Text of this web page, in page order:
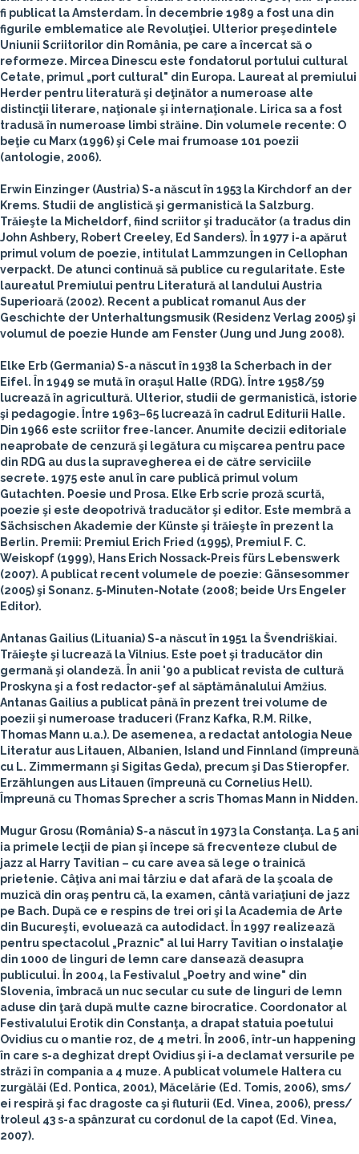
fi publicat la Amsterdam. În decembrie 1989 a fost una din
figurile emblematice ale Revoluţiei. Ulterior preşedintele
Uniunii Scriitorilor din România, pe care a încercat să o
reformeze. Mircea Dinescu este fondatorul portului cultural
Cetate, primul „port cultural" din Europa. Laureat al premiului
Herder pentru literatură şi deţinător a numeroase alte
distincţii literare, naţionale şi internaţionale. Lirica sa a fost
tradusă în numeroase limbi străine. Din volumele recente: O
beţie cu Marx (1996) şi Cele mai frumoase 101 poezii
(antologie, 2006).
Erwin Einzinger (Austria)S-a născut în 1953 la Kirchdorf an der
Krems. Studii de anglistică şi germanistică la Salzburg.
Trăieşte la Micheldorf, fiind scriitor şi traducător (a tradus din
John Ashbery, Robert Creeley, Ed Sanders). În 1977 i-a apărut
primul volum de poezie, intitulat Lammzungen in Cellophan
verpackt. De atunci continuă să publice cu regularitate. Este
laureatul Premiului pentru Literatură al landului Austria
Superioară (2002). Recent a publicat romanul Aus der
Geschichte der Unterhaltungsmusik (Residenz Verlag 2005) şi
volumul de poezie Hunde am Fenster (Jung und Jung 2008).
Elke Erb (Germania)S-a născut în 1938 la Scherbach in der
Eifel. În 1949 se mută în oraşul Halle (RDG). Între 1958/59
lucrează în agricultură. Ulterior, studii de germanistică, istorie
şi pedagogie. Între 1963–65 lucrează în cadrul Editurii Halle.
Din 1966 este scriitor free-lancer. Anumite decizii editoriale
neaprobate de cenzură şi legătura cu mişcarea pentru pace
din RDG au dus la supravegherea ei de către serviciile
secrete. 1975 este anul în care publică primul volum
Gutachten. Poesie und Prosa. Elke Erb scrie proză scurtă,
poezie şi este deopotrivă traducător şi editor. Este membră a
Sächsischen Akademie der Künste şi trăieşte în prezent la
Berlin. Premii: Premiul Erich Fried (1995), Premiul F. C.
Weiskopf (1999), Hans Erich Nossack-Preis fürs Lebenswerk
(2007). A publicat recent volumele de poezie: Gänsesommer
(2005) şi Sonanz. 5-Minuten-Notate (2008; beide Urs Engeler
Editor).
Antanas Gailius (Lituania)S-a născut în 1951 la Švendriškiai.
Trăieşte şi lucrează la Vilnius. Este poet şi traducător din
germană şi olandeză. În anii '90 a publicat revista de cultură
Proskyna şi a fost redactor-şef al săptămânalului Amžius.
Antanas Gailius a publicat până în prezent trei volume de
poezii şi numeroase traduceri (Franz Kafka, R.M. Rilke,
Thomas Mann u.a.). De asemenea, a redactat antologia Neue
Literatur aus Litauen, Albanien, Island und Finnland (împreună
cu L. Zimmermann şi Sigitas Geda), precum şi Das Stieropfer.
Erzählungen aus Litauen (împreună cu Cornelius Hell).
Împreună cu Thomas Sprecher a scris Thomas Mann in Nidden.
Mugur Grosu (România)S-a născut în 1973 la Constanţa. La 5 ani
ia primele lecţii de pian şi începe să frecventeze clubul de
jazz al Harry Tavitian – cu care avea să lege o trainică
prietenie. Câţiva ani mai târziu e dat afară de la şcoala de
muzică din oraş pentru că, la examen, cântă variaţiuni de jazz
pe Bach. După ce e respins de trei ori şi la Academia de Arte
din Bucureşti, evoluează ca autodidact. În 1997 realizează
pentru spectacolul „Praznic" al lui Harry Tavitian o instalaţie
din 1000 de linguri de lemn care dansează deasupra
publicului. În 2004, la Festivalul „Poetry and wine" din
Slovenia, îmbracă un nuc secular cu sute de linguri de lemn
aduse din ţară după multe cazne birocratice. Coordonator al
Festivalului Erotik din Constanţa, a drapat statuia poetului
Ovidius cu o mantie roz, de 4 metri. În 2006, într-un happening
în care s-a deghizat drept Ovidius şi i-a declamat versurile pe
străzi în compania a 4 muze. A publicat volumele Haltera cu
zurgălăi (Ed. Pontica, 2001), Măcelărie (Ed. Tomis, 2006), sms/
ei respiră şi fac dragoste ca şi fluturii (Ed. Vinea, 2006), press/
troleul 43 s-a spânzurat cu cordonul de la capot (Ed. Vinea,
2007).